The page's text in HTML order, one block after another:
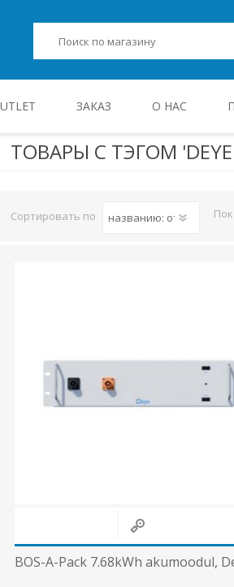
Päikeseenergia
Elektriautode
ЗАКАЗ О НАС
ТОВАРЫ С ТЭГОМ 'DEYE
Сортировать по
BOS-A-Pack 7.68kWh akumoodul,